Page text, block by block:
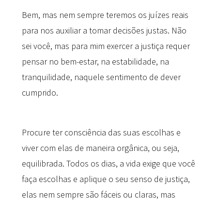
Bem, mas nem sempre teremos os juízes reais
para nos auxiliar a tomar decisões justas. Não
sei você, mas para mim exercer a justiça requer
pensar no bem-estar, na estabilidade, na
tranquilidade, naquele sentimento de dever
cumprido.
Procure ter consciência das suas escolhas e
viver com elas de maneira orgânica, ou seja,
equilibrada. Todos os dias, a vida exige que você
faça escolhas e aplique o seu senso de justiça,
elas nem sempre são fáceis ou claras, mas